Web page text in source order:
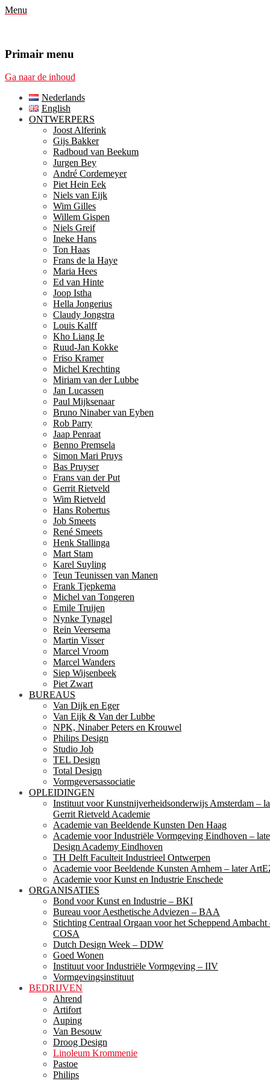
Menu
Primair menu
Ga naar de inhoud
Nederlands
English
ONTWERPERS
Joost Alferink
Gijs Bakker
Radboud van Beekum
Jurgen Bey
André Cordemeyer
Piet Hein Eek
Niels van Eijk
Wim Gilles
Willem Gispen
Niels Greif
Ineke Hans
Ton Haas
Frans de la Haye
Maria Hees
Ed van Hinte
Joop Istha
Hella Jongerius
Claudy Jongstra
Louis Kalff
Kho Liang Ie
Ruud-Jan Kokke
Friso Kramer
Michel Krechting
Miriam van der Lubbe
Jan Lucassen
Paul Mijksenaar
Bruno Ninaber van Eyben
Rob Parry
Jaap Penraat
Benno Premsela
Simon Mari Pruys
Bas Pruyser
Frans van der Put
Gerrit Rietveld
Wim Rietveld
Hans Robertus
Job Smeets
René Smeets
Henk Stallinga
Mart Stam
Karel Suyling
Teun Teunissen van Manen
Frank Tjepkema
Michel van Tongeren
Emile Truijen
Nynke Tynagel
Rein Veersema
Martin Visser
Marcel Vroom
Marcel Wanders
Siep Wijsenbeek
Piet Zwart
BUREAUS
Van Dijk en Eger
Van Eijk & Van der Lubbe
NPK, Ninaber Peters en Krouwel
Philips Design
Studio Job
TEL Design
Total Design
Vormgeversassociatie
OPLEIDINGEN
Instituut voor Kunstnijverheidsonderwijs Amsterdam –
Gerrit Rietveld Academie
Academie van Beeldende Kunsten Den Haag
Academie voor Industriële Vormgeving Eindhoven –
Design Academy Eindhoven
TH Delft Faculteit Industrieel Ontwerpen
Academie voor Beeldende Kunsten Arnhem – later
Academie voor Kunst en Industrie Enschede
ORGANISATIES
Bond voor Kunst en Industrie – BKI
Bureau voor Aesthetische Adviezen – BAA
Stichting Centraal Orgaan voor het Scheppend Ambacht
COSA
Dutch Design Week – DDW
Goed Wonen
Instituut voor Industriële Vormgeving – IIV
Vormgevingsinstituut
BEDRIJVEN
Ahrend
Artifort
Auping
Van Besouw
Droog Design
Linoleum Krommenie
Pastoe
Philips